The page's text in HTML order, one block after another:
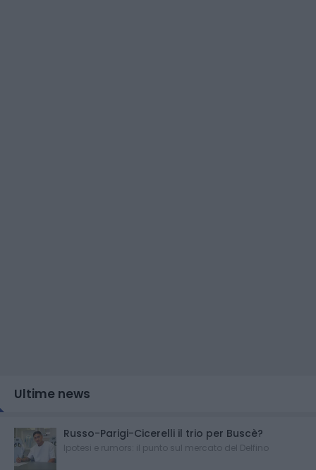
Ultime news
Russo-Parigi-Cicerelli il trio per Buscè?
Ipotesi e rumors: il punto sul mercato del Delfino